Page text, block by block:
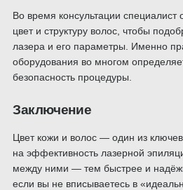
Во время консультации специалист
цвет и структуру волос, чтобы
лазера и его параметры. Именно
оборудования во многом
безопасность процедуры.
Заключение
Цвет кожи и волос — один из
на эффективность лазерной
между ними — тем быстрее и
если вы не вписываетесь в